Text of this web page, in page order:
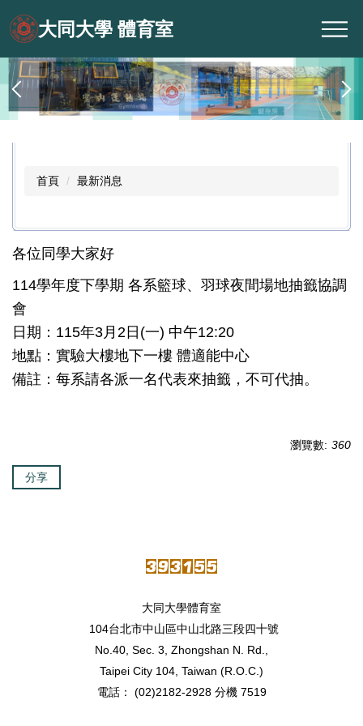
到
主
要
內
容
區
大同大學 體育室
首頁 最新消息
各位同學大家好
114學年度下學期 各系籃球、羽球夜間場地抽籤協調
會
日期：115年3月2日(一) 中午12:20
地點：實驗大樓地下一樓 體適能中心
備註：每系請各派一名代表來抽籤，不可代抽。
瀏覽數: 360
分享
大同大學體育室
104台北市中山區中山北路三段四十號
No.40, Sec. 3, Zhongshan N. Rd.,
Taipei City 104, Taiwan (R.O.C.)
電話： (02)2182-2928 分機 7519